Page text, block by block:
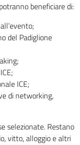
beneficiare di:
del Padiglione
ICE;
di networking,
selezionate. Restano
vitto, alloggio e altri